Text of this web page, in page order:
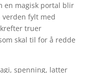
en magisk portal blir
fylt med
truer
skal til for å redde
spenning, latter